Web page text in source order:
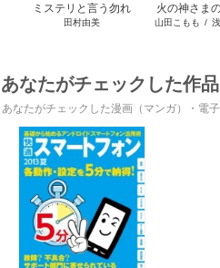
ミステリと言う勿れ
田村由美
火の神さま
が、いつの
山田こもも /
あなたがチェックした作品
あなたがチェックした漫画（マンガ）・電